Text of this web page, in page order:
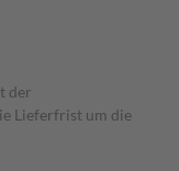
der
Lieferfrist um die